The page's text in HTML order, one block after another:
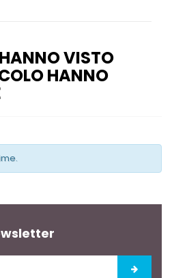
VISTO
HANNO